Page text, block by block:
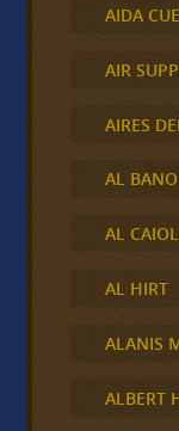
AIDA
AIR
AIRES
AL BANO
AL
AL HIRT
ALANIS
ALBERT